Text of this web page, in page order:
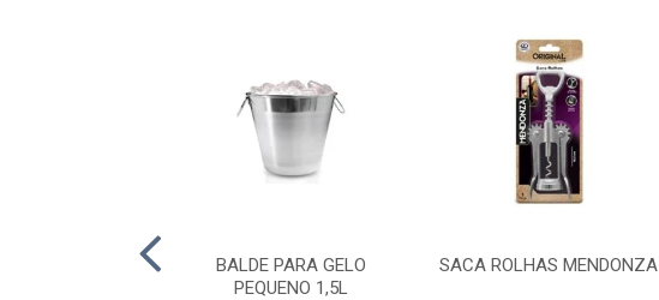
BALDE PARA GELO
PEQUENO 1,5L
SACA ROLHAS MENDONZA